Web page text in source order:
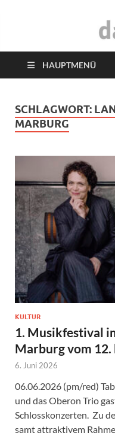
das
HAUPTMENÜ
SCHLAGWORT:
MARBURG
KULTUR
1. Musikfestival
Marburg vom 12.
6. Juni 2026
06.06.2026 (pm/red)
und das Oberon Trio
Schlosskonzerten. Zu
samt attraktivem